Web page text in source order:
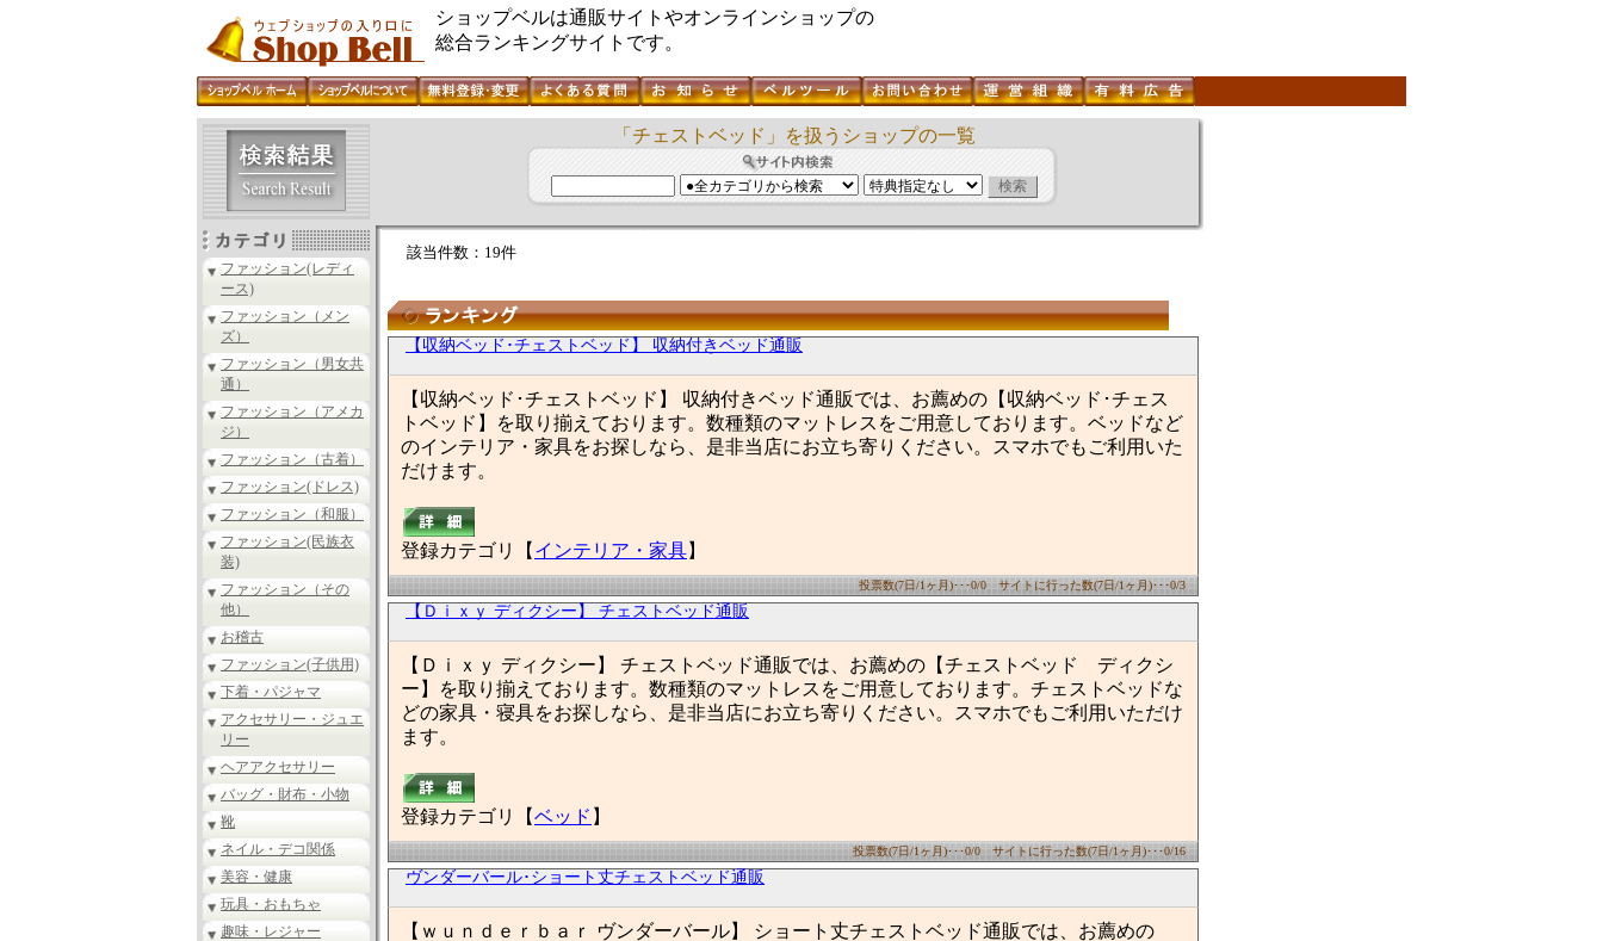
ショップベルは通販サイトやオンラインショップの
総合ランキングサイトです。
ファッション(レディ
ース)
ファッション（メン
ズ）
ファッション（男女共
通）
ファッション（アメカ
ジ）
ファッション（古着）
ファッション(ドレス)
ファッション（和服）
ファッション(民族衣
装)
ファッション（その
他）
お稽古
ファッション(子供用)
下着・パジャマ
アクセサリー・ジュエ
リー
ヘアアクセサリー
バッグ・財布・小物
靴
ネイル・デコ関係
美容・健康
玩具・おもちゃ
趣味・レジャー
「チェストベッド」を扱うショップの一覧
該当件数：19件
【収納ベッド･チェストベッド】 収納付きベッド通販
【収納ベッド･チェストベッド】 収納付きベッド通販では、お薦めの【収納ベッド･チェス
トベッド】を取り揃えております。数種類のマットレスをご用意しております。ベッドなど
のインテリア・家具をお探しなら、是非当店にお立ち寄りください。スマホでもご利用いた
だけます。
登録カテゴリ【 インテリア・家具】
投票数(7日/1ヶ月)･･･0/0 サイトに行った数(7日/1ヶ月)･･･0/3
【Ｄｉｘｙ ディクシー】 チェストベッド通販
【Ｄｉｘｙ ディクシー】 チェストベッド通販では、お薦めの【チェストベッド ディクシ
ー】を取り揃えております。数種類のマットレスをご用意しております。チェストベッドな
どの家具・寝具をお探しなら、是非当店にお立ち寄りください。スマホでもご利用いただけ
ます。
登録カテゴリ【ベッド 】
投票数(7日/1ヶ月)･･･0/0 サイトに行った数(7日/1ヶ月)･･･0/16
ヴンダーバール･ショート丈チェストベッド通販
【ｗｕｎｄｅｒｂａｒ ヴンダーバール】 ショート丈チェストベッド通販では、お薦めの